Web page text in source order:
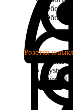
Розетки и
Donel
Werkel